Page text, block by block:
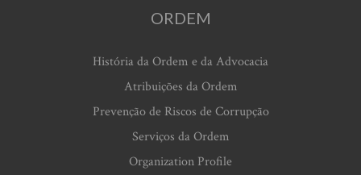
ORDEM
História da Ordem e da Advocacia
Atribuições da Ordem
Prevenção de Riscos de Corrupção
Serviços da Ordem
Organization Profile